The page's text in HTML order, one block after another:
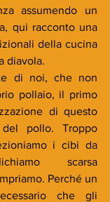
assumendo un
qui racconto una
della cucina
diavola.
di noi, che non
pollaio, il primo
di questo
pollo. Troppo
i cibi da
scarsa
Perché un
che gli